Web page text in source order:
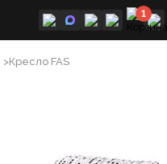
1
>Кресло FAS